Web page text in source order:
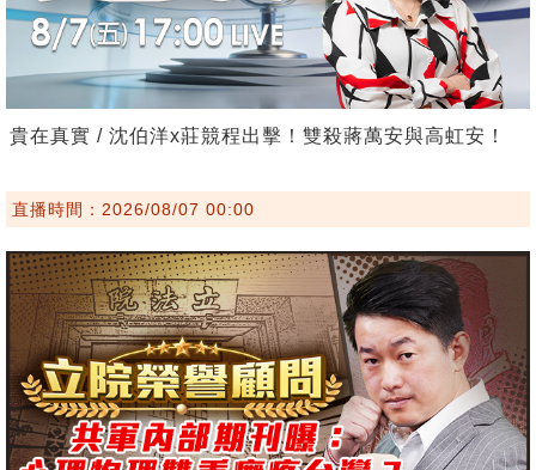
貴在真實 / 沈伯洋x莊競程出擊！雙殺蔣萬安與高虹安！
直播時間：2026/08/07 00:00